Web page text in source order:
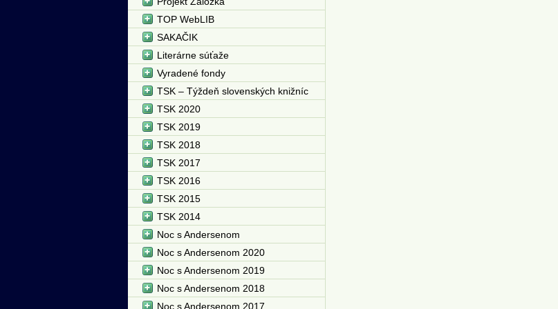
TOP WebLIB
SAKAČIK
Literárne súťaže
Vyradené fondy
TSK – Týždeň slovenských knižníc
TSK 2020
TSK 2019
TSK 2018
TSK 2017
TSK 2016
TSK 2015
TSK 2014
Noc s Andersenom
Noc s Andersenom 2020
Noc s Andersenom 2019
Noc s Andersenom 2018
Noc s Andersenom 2017